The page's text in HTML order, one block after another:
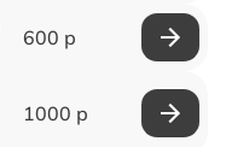
600 р
1000 р